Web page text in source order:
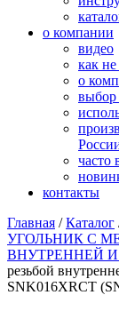
о компании
видео
как
о
выбор
часто
контакты
Главная /Каталог
УГОЛЬНИК С
ВНУТРЕННЕЙ
резьбой
SNK016XRCT